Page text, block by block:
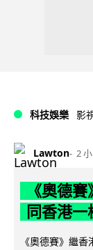
科技娛樂 影
Lawton 2
《奧德
同香港
《奧德賽》繼